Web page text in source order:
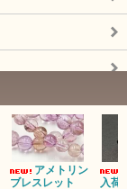
ト）
アメトリン
ブレスレット
入荷